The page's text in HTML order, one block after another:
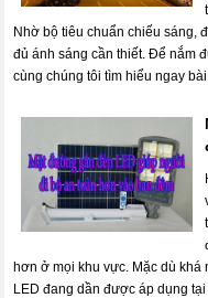
Nhờ bộ tiêu chuẩn chiếu sáng,
đủ ánh sáng cần thiết. Để nắm
cùng chúng tôi tìm hiểu ngay
hơn ở mọi khu vực. Mặc dù
LED đang dần được áp dụng